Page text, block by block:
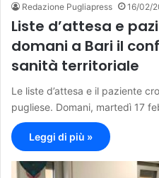
Redazione Pugliapress 16/02/
Liste d’attesa e
domani a Bari il
sanità territoriale
Le liste d’attesa e il paziente
pugliese. Domani, martedì 17
Leggi di più »